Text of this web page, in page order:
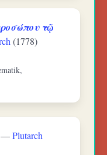
τῷ
(1778)
—Plutarch